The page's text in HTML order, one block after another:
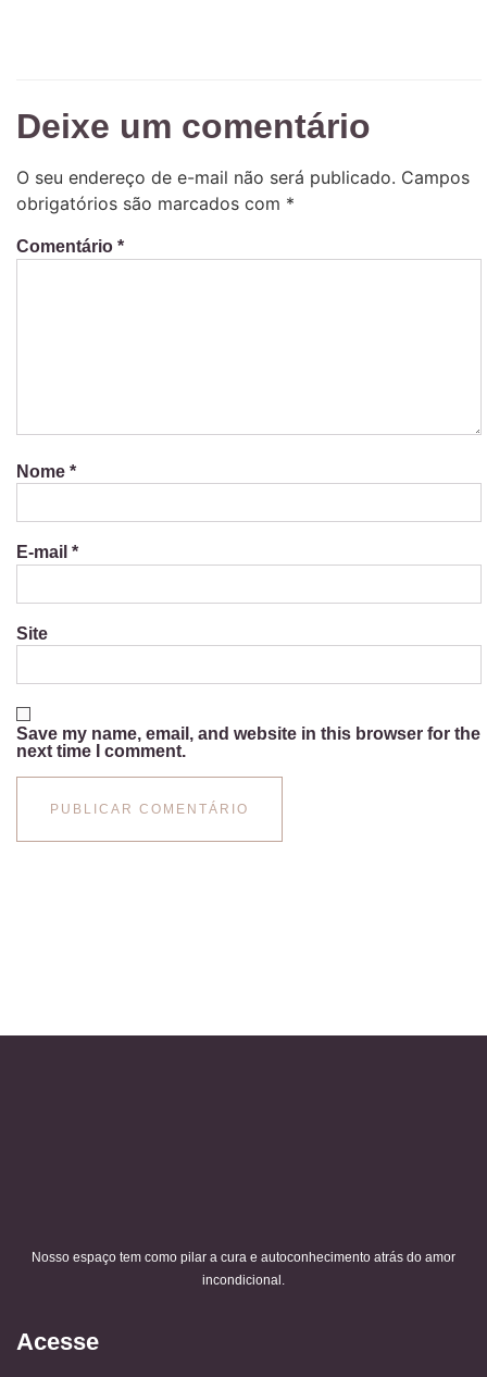
Deixe um comentário
O seu endereço de e-mail não será publicado. Campos
obrigatórios são marcados com *
Comentário *
Nome *
E-mail *
Site
Save my name, email, and website in this browser for the
next time I comment.
Nosso espaço tem como pilar a cura e autoconhecimento atrás do amor
incondicional.
Acesse